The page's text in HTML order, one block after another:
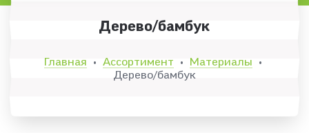
Дерево/бамбук
Главная • Ассортимент • Материалы •
Дерево/бамбук